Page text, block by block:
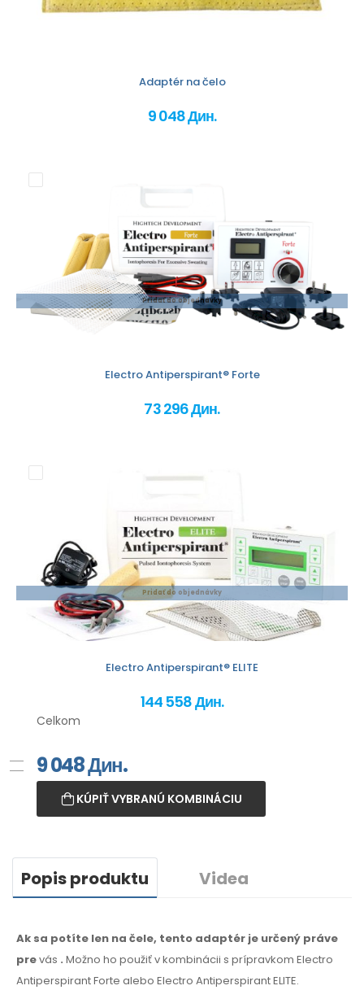
Adaptér na čelo
9 048 Дин.
Pridať do objednávky
Electro Antiperspirant® Forte
73 296 Дин.
Pridať do objednávky
Electro Antiperspirant® ELITE
144 558 Дин.
Celkom
9 048Дин.
KÚPIŤ VYBRANÚ KOMBINÁCIU
Popis produktu Videa
Ak sa potíte len na čele, tento adaptér je určený práve
prevás . Možno ho použiťvkombinácii s prípravkom Electro
Antiperspirant Forte alebo Electro Antiperspirant ELITE.